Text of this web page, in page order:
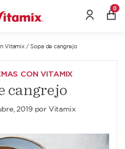
0
Vitamix/Sopa de cangrejo
CON VITAMIX
cangrejo
2019por Vitamix